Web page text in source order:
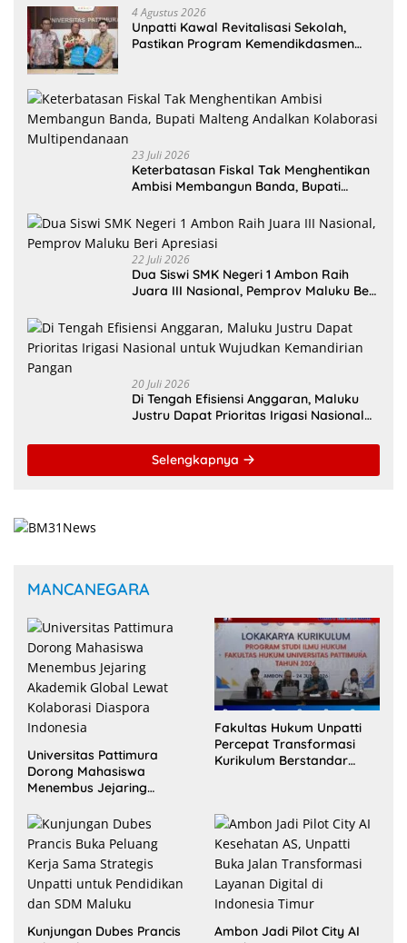
4 Agustus 2026
Unpatti Kawal Revitalisasi Sekolah,
Pastikan Program Kemendikdasmen
23 Juli 2026
Keterbatasan Fiskal Tak Menghentikan
Ambisi Membangun Banda, Bupati
Multipendanaan
22 Juli 2026
Dua Siswi SMK Negeri 1 Ambon Raih
Juara III Nasional, Pemprov Maluku Beri
20 Juli 2026
Di Tengah Efisiensi Anggaran, Maluku
Justru Dapat Prioritas Irigasi Nasional
Selengkapnya
MANCANEGARA
Universitas Pattimura
Dorong Mahasiswa
Menembus Jejaring
Kolaborasi Diaspora
Indonesia
Fakultas Hukum Unpatti
Percepat Transformasi
Kurikulum Berstandar
Kunjungan Dubes Prancis
Ambon Jadi Pilot City AI